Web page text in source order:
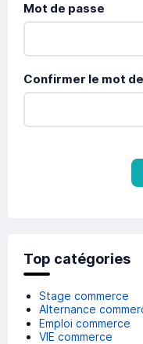
Mot de passe
Confirmer le mot
Top catégories
Stage commerce
Alternance
Emploi commerce
VIE commerce